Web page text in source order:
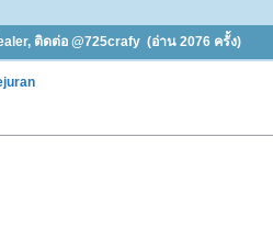
ติดต่อ @725crafy (อ่าน 2076 ครั้ง)